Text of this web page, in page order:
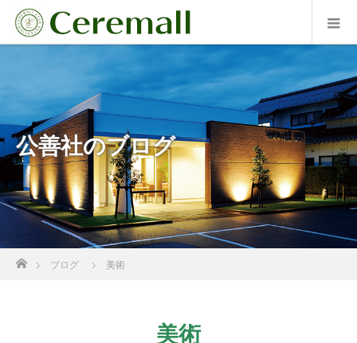
公善社のブログ
ブログ 美術
美術